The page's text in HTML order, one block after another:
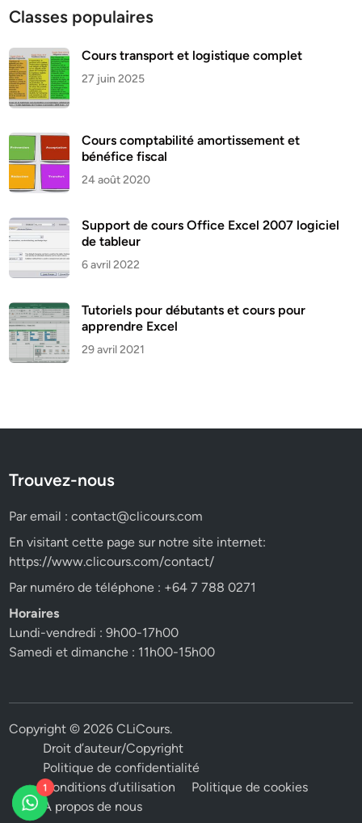
Classes populaires
Cours transport et logistique complet
27 juin 2025
Cours comptabilité amortissement et
bénéfice fiscal
24 août 2020
Support de cours Office Excel 2007 logiciel
de tableur
6 avril 2022
Tutoriels pour débutants et cours pour
apprendre Excel
29 avril 2021
Trouvez-nous
Par email :contact@clicours.com
En visitant cette page sur notre site internet:
https://www.clicours.com/contact/
Par numéro de téléphone : +64 7 788 0271
Horaires
Lundi-vendredi : 9h00-17h00
Samedi et dimanche : 11h00-15h00
Copyright © 2026CLiCours.
Droit d’auteur/Copyright
Politique de confidentialité
Conditions d’utilisation
Politique de cookies
A propos de nous
1